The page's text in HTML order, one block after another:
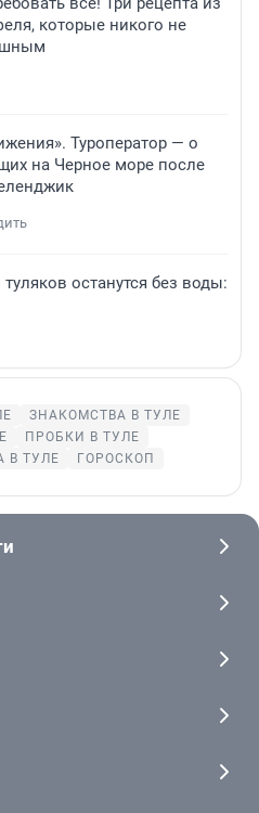
которые никого не
Туроператор — о
на Черное море после
туляков останутся без воды:
ЗНАКОМСТВА В ТУЛЕ
ПРОБКИ В ТУЛЕ
В ТУЛЕ
ГОРОСКОП